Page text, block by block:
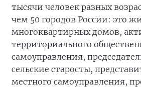
тысячи человек разных
чем 50 городов России: это
многоквартирных домов,
территориального
самоуправления,
сельские старосты,
местного самоуправления,